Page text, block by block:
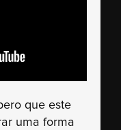
que este
uma forma